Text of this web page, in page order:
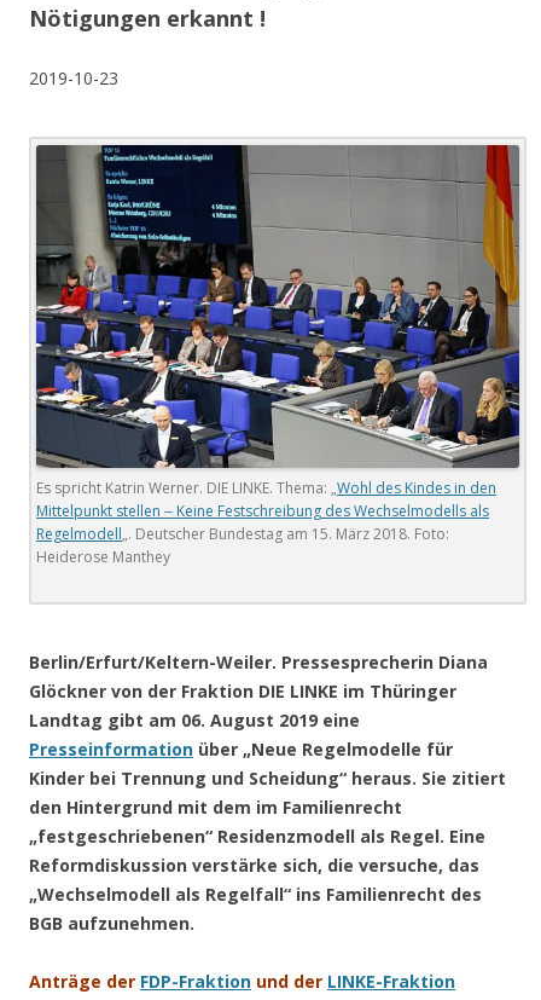
Nötigungen erkannt !
2019-10-23
Es spricht Katrin Werner. DIE LINKE. Thema: „Wohl des Kindes in den
Mittelpunkt stellen ‒ Keine Festschreibung des Wechselmodells als
Regelmodell„. Deutscher Bundestag am 15. März 2018. Foto:
Heiderose Manthey
Berlin/Erfurt/Keltern-Weiler. Pressesprecherin Diana
Glöckner von der Fraktion DIE LINKE im Thüringer
Landtag gibt am 06. August 2019 eine
Presseinformation über „Neue Regelmodelle für
Kinder bei Trennung und Scheidung“ heraus. Sie zitiert
den Hintergrund mit dem im Familienrecht
„festgeschriebenen“ Residenzmodell als Regel. Eine
Reformdiskussion verstärke sich, die versuche, das
„Wechselmodell als Regelfall“ ins Familienrecht des
BGB aufzunehmen.
Anträge der FDP-Fraktion und der LINKE-Fraktion